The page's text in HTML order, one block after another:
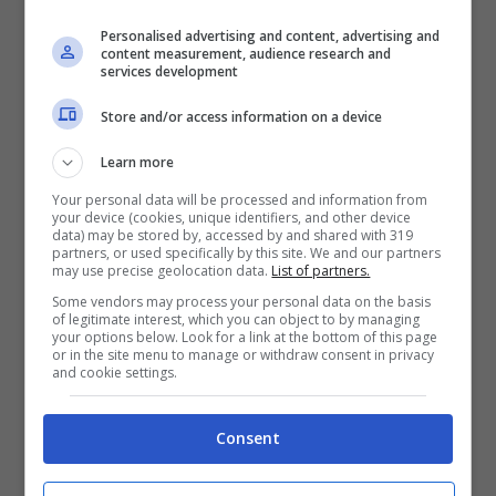
Mostra Informazioni
SNAI
50% sul deposito fino a 50€
1000€
VERIFICA
Mostra Informazioni
PlanetWin365
Personalised advertising and content, advertising and
content measurement, audience research and
services development
Store and/or access information on a device
Learn more
Your personal data will be processed and information from
your device (cookies, unique identifiers, and other device
data) may be stored by, accessed by and shared with 319
partners, or used specifically by this site. We and our partners
may use precise geolocation data. List of partners.
Some vendors may process your personal data on the basis
of legitimate interest, which you can object to by managing
your options below. Look for a link at the bottom of this page
or in the site menu to manage or withdraw consent in privacy
and cookie settings.
Consent